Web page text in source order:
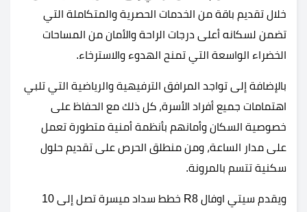
خلال تقديم باقة من الخدمات الحصرية والمتكاملة التي
تضمن لسكانه أعلى درجات الراحة والأمان من المساحات
الخضراء الواسعة التي تمنح الهدوء والاسترخاء.
بالإضافة إلى تواجد المرافق الترفيهية والرياضية التي تلبي
اهتمامات جميع أفراد الأسرة، كل ذلك مع الحفاظ على
خصوصية السكان وأمانهم بأنظمة أمنية متطورة تعمل
على مدار الساعة، ومن منطلق الحرص على تقديم حلول
سكنية تتسم بالمرونة.
ويقدم سيتي اوفال R8 خطط سداد ميسرة تصل إلى 10